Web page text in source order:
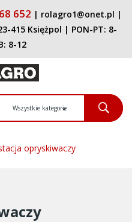
652 | rolagro1@onet.pl |
415 Księżpol | PON-PT: 8-
8-12
opryskiwaczy